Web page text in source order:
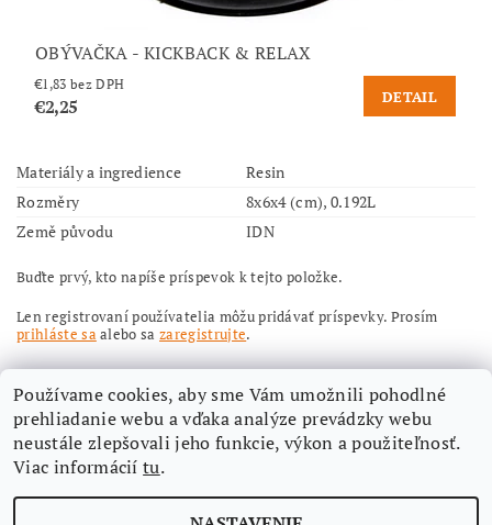
OBÝVAČKA - KICKBACK & RELAX
€1,83 bez DPH
€2,25 DETAIL
Materiály a ingredience
Resin
Rozměry
8x6x4 (cm), 0.192L
Země původu
IDN
Buďte prvý, kto napíše príspevok k tejto položke.
Len registrovaní používatelia môžu pridávať príspevky. Prosím
prihláste saalebo sazaregistrujte.
Nájdete nás aj na Facebooku
Používame cookies, aby sme Vám umožnili pohodlné
prehliadanie webu a vďaka analýze prevádzky webu
neustále zlepšovali jeho funkcie, výkon a použiteľnosť.
Viac informáciítu.